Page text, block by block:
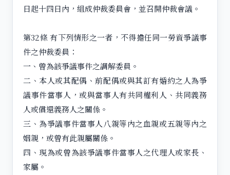
日起十四日內，組成仲裁委員會，並召開仲裁會議。
第32條 有下列情形之一者，不得擔任同一勞資爭議事
件之仲裁委員：
一、曾為該爭議事件之調解委員。
二、本人或其配偶、前配偶或與其訂有婚約之人為爭
議事件當事人，或與當事人有共同權利人、共同義務
人或償還義務人之關係。
三、為爭議事件當事人八親等內之血親或五親等內之
姻親，或曾有此親屬關係。
四、現為或曾為該爭議事件當事人之代理人或家長、
家屬。